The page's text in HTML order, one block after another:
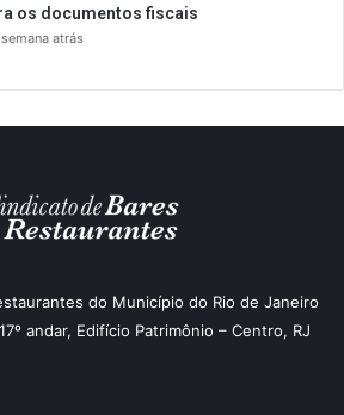
os documentos fiscais
semana atrás
do Município do Rio de Janeiro
andar, Edifício Patrimônio – Centro, RJ